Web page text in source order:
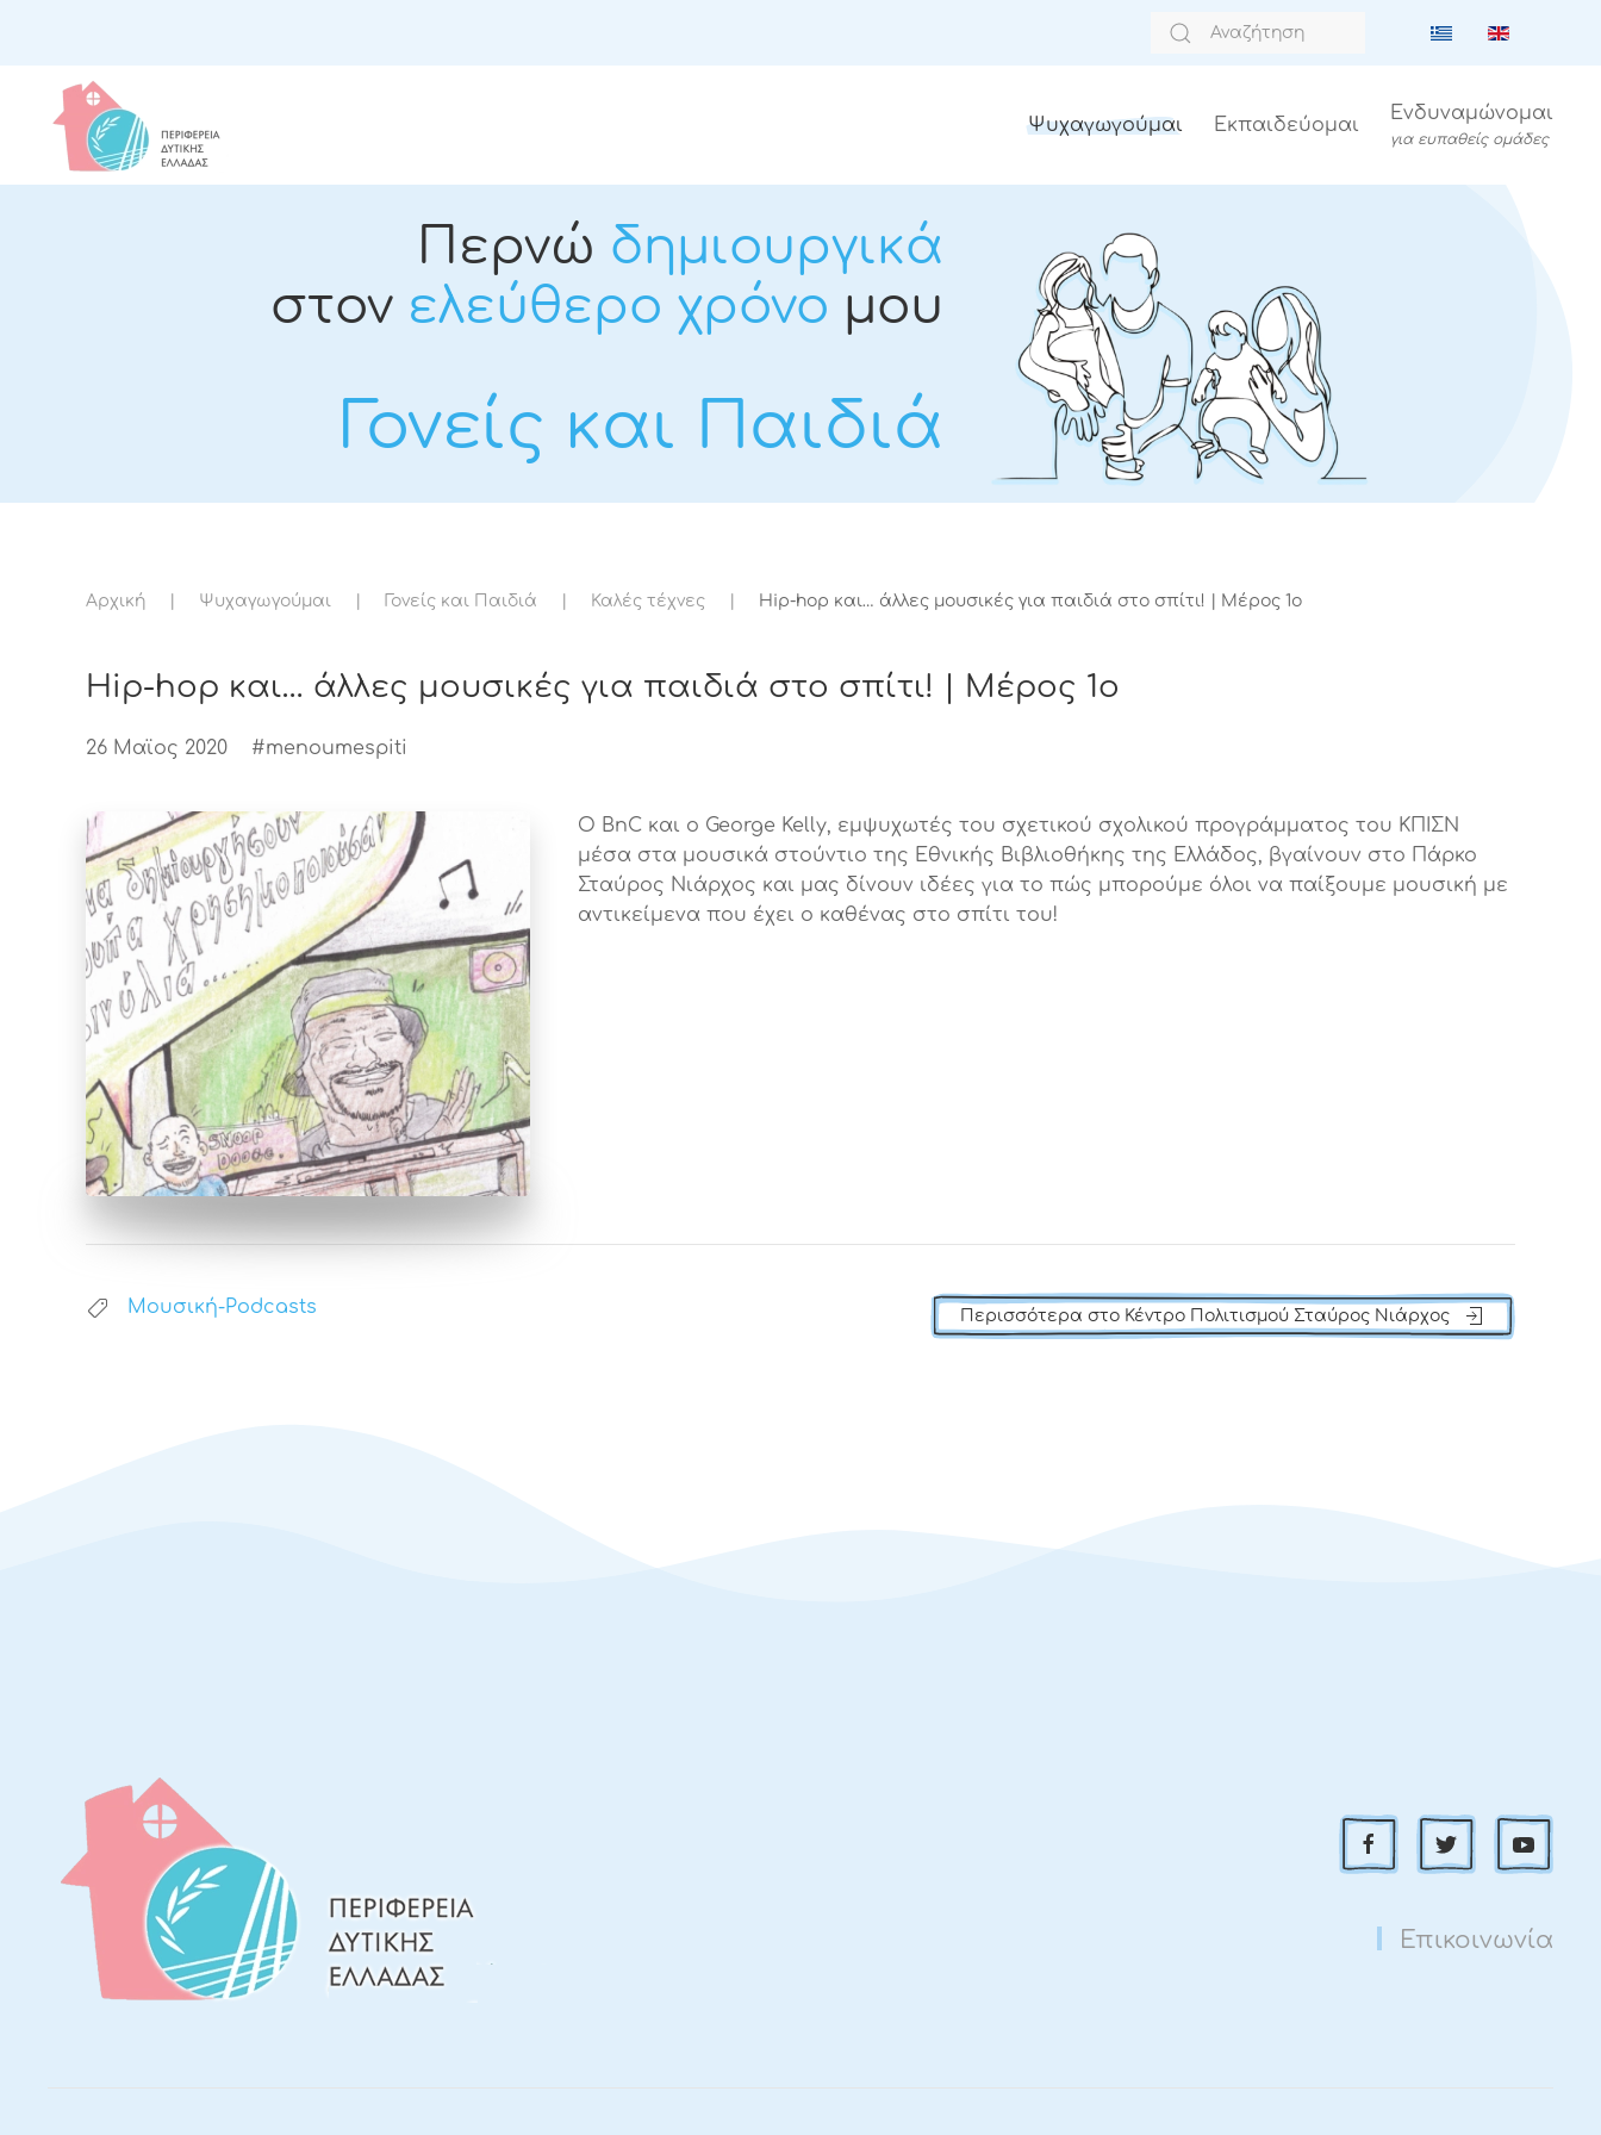
Ψυχαγωγούμαι Εκπαιδεύομαι
Ενδυναμώνομαι
για ευπαθείς ομάδες
Περνώ δημιουργικά
στον ελεύθερο χρόνο μου
Γονείς και Παιδιά
Αρχική Ψυχαγωγούμαι Γονείς και Παιδιά Καλές τέχνες Hip-hop και… άλλες μουσικές για παιδιά στο σπίτι! | Μέρος 1ο
Hip-hop και… άλλες μουσικές για παιδιά στο σπίτι! | Μέρος 1ο
26 Μαϊος 2020 #menoumespiti
O BnC και ο George Kelly, εμψυχωτές του σχετικού σχολικού προγράμματος του ΚΠΙΣΝ
μέσα στα μουσικά στούντιο της Εθνικής Βιβλιοθήκης της Ελλάδος, βγαίνουν στο Πάρκο
Σταύρος Νιάρχος και μας δίνουν ιδέες για το πώς μπορούμε όλοι να παίξουμε μουσική με
αντικείμενα που έχει ο καθένας στο σπίτι του!
Μουσική-Podcasts Περισσότερα στο Κέντρο Πολιτισμού Σταύρος Νιάρχος
Επικοινωνία